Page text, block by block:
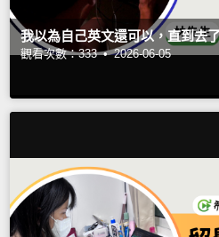
我以為自己英文還可以，直到去
觀看次數：333 • 2026-06-05